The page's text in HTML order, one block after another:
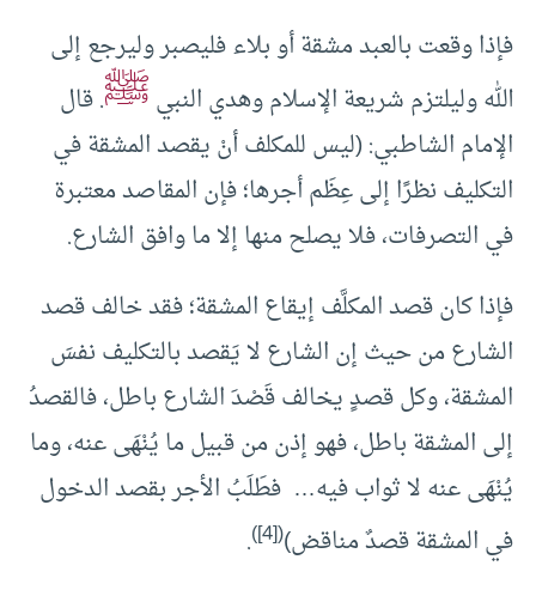
فإذا وقعت بالعبد مشقة أو بلاء فليصبر وليرجع إلى
الله وليلتزم شريعة الإسلام وهدي النبيﷺ. قال
الإمام الشاطبي: (ليس للمكلف أنْ يقصد المشقة في
التكليف نظرًا إلى عِظَم أجرها؛ فإن المقاصد معتبرة
في التصرفات، فلا يصلح منها إلا ما وافق الشارع.
فإذا كان قصد المكلَّف إيقاع المشقة؛ فقد خالف قصد
الشارع من حيث إن الشارع لا يَقصد بالتكليف نفسَ
المشقة، وكل قصدٍ يخالف قَصْدَ الشارع باطل، فالقصدُ
إلى المشقة باطل، فهو إذن من قبيل ما يُنْهَى عنه، وما
يُنْهَى عنه لا ثواب فيه… فطَلَبُ الأجر بقصد الدخول
في المشقة قصدٌ مناقض)([4])
.